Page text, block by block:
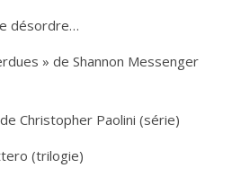
désordre…
» de Shannon Messenger
Christopher Paolini (série)
(trilogie)